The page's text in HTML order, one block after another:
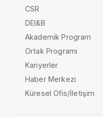
CSR
DEI&B
Akademik Program
Ortak Programı
Kariyerler
Haber Merkezi
Küresel Ofis/İletişim